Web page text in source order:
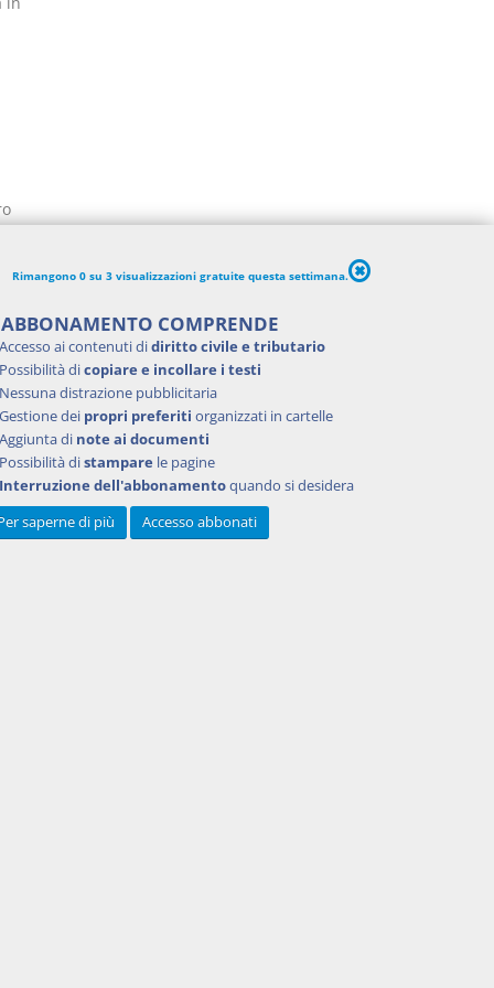
del
(art.
n.
del
Rimangono 0 su 3 visualizzazioni gratuite questa settimana.
COMPRENDE
Accesso ai contenuti didiritto civile e tributario
Possibilità dicopiare e incollare i testi
Nessuna distrazione pubblicitaria
Gestione dei propri preferiti organizzati in cartelle
Aggiunta di note ai documenti
Possibilità distampare le pagine
Interruzione dell'abbonamentoquando si desidera
saperne di più
Accesso abbonati